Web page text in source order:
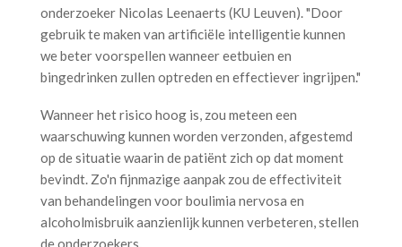
onderzoeker Nicolas Leenaerts (KU Leuven). "Door
gebruik te maken van artificiële intelligentie kunnen
we beter voorspellen wanneer eetbuien en
bingedrinken zullen optreden en effectiever ingrijpen."
Wanneer het risico hoog is, zou meteen een
waarschuwing kunnen worden verzonden, afgestemd
op de situatie waarin de patiënt zich op dat moment
bevindt. Zo'n fijnmazige aanpak zou de effectiviteit
van behandelingen voor boulimia nervosa en
alcoholmisbruik aanzienlijk kunnen verbeteren, stellen
de onderzoekers.